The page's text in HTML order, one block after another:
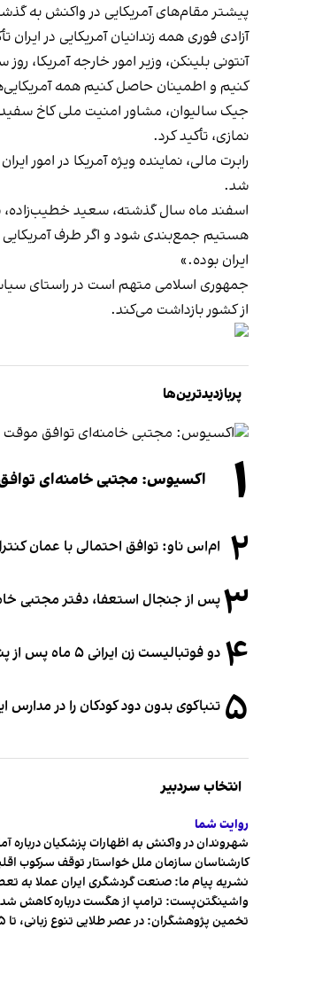
آزادی فوری همه زندانیان آمریکایی در ایران
کنیم و اطمینان حاصل کنیم همه
نمازی، تأکید کرد.
رابرت مالی، نماینده ويژه آمریکا در امور
شد.
اسفند ماه سال گذشته، سعید خطیب‌زاده،
هستیم جمع‌بندی شود و اگر طرف آمریکایی
ایران بوده.»
جمهوری اسلامی متهم است در راستای سیاست
از کشور بازداشت می‌کند.
پربازدیدترین‌ها
۱ اکسیوس: مجتبی خامنه‌ای توافق
۲ ام‌اس ناو: توافق احتمالی با عمان
۳پس از جنجال استعفا، دفتر مجتبی
۴ دو فوتبالیست زن ایرانی ۵ ماه پس از پناهندگی، شهروند استرالیا شدند
۵ تنباکوی بدون دود کودکان را در مدارس
انتخاب سردبیر
روایت شما
شهروندان در واکنش به اظهارات پزشکیان درباره
کارشناسان سازمان ملل خواستار توقف سرکوب
نشریه پیام ما: صنعت گردشگری ایران عملا به
واشینگتن‌پست: ترامپ از هگست درباره کاهش
تخمین پژوهشگران: در عصر طلایی تنوع زبانی، تا ۷۵ هزار زبان در جهان وجود داشت